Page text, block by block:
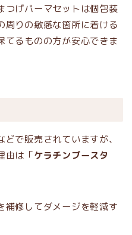
つげパーマセットは個包装
周りの敏感な箇所に着ける
てるものの方が安心できま
どで販売されていますが、
由は「ケラチンブースタ
補修してダメージを軽減す